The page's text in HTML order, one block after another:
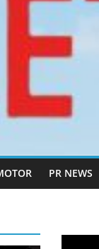
PR NEWS